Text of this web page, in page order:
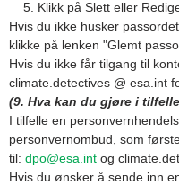
Klikk på Slett eller
Hvis du ikke husker
klikke på lenken "Glemt
Hvis du ikke får tilgang til
climate.detectives @ esa.int
(9. Hva kan du gjøre i
I tilfelle en
personvernombud, som
til: dpo@esa.int og
Hvis du ønsker å sende inn